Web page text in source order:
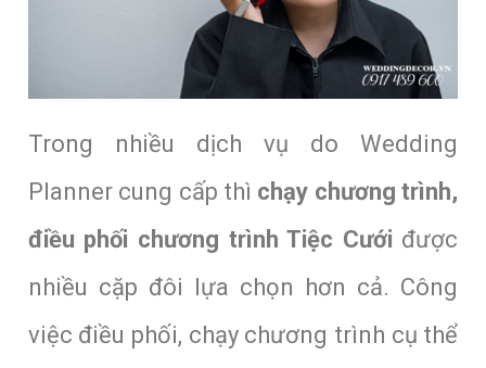
Trong nhiều dịch vụ do Wedding
Planner cung cấp thì chạy chương trình,
điều phối chương trình Tiệc Cưới được
nhiều cặp đôi lựa chọn hơn cả. Công
việc điều phối, chạy chương trình cụ thể